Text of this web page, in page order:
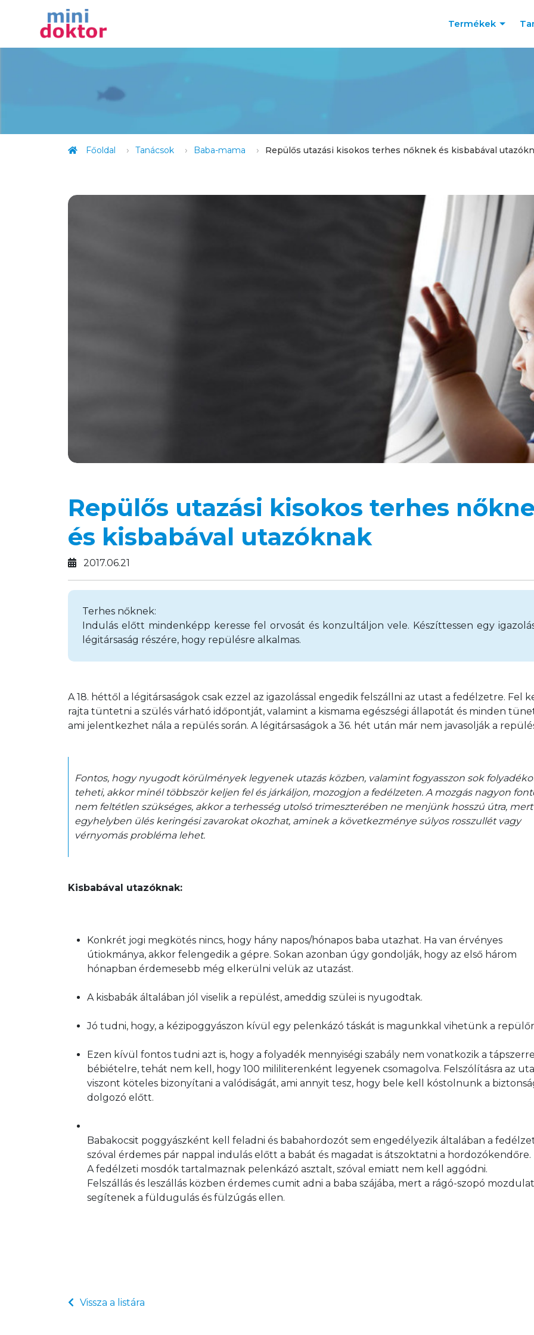
Termékek
Főoldal Tanácsok Baba-mama Repülős utazási kisokos terhes nőknek és kisbabával
Repülős utazási kisokos terhes
és kisbabával utazóknak
2017.06.21
Terhes nőknek:
Indulás előtt mindenképp keresse fel orvosát és konzultáljon vele. Készíttessen egy
légitársaság részére, hogy repülésre alkalmas.
A 18. héttől a légitársaságok csak ezzel az igazolással engedik felszállni az utast a fedélzetre. Fel
rajta tüntetni a szülés várható időpontját, valamint a kismama egészségi állapotát és minden
ami jelentkezhet nála a repülés során. A légitársaságok a 36. hét után már nem javasolják a
Fontos, hogy nyugodt körülmények legyenek utazás közben, valamint fogyasszon sok
teheti, akkor minél többször keljen fel és járkáljon, mozogjon a fedélzeten. A mozgás nagyon
nem feltétlen szükséges, akkor a terhesség utolsó trimeszterében ne menjünk hosszú útra,
egyhelyben ülés keringési zavarokat okozhat, aminek a következménye súlyos rosszullét vagy
vérnyomás probléma lehet.
Kisbabával utazóknak:
Konkrét jogi megkötés nincs, hogy hány napos/hónapos baba utazhat. Ha van érvényes
útiokmánya, akkor felengedik a gépre. Sokan azonban úgy gondolják, hogy az első három
hónapban érdemesebb még elkerülni velük az utazást.
A kisbabák általában jól viselik a repülést, ameddig szülei is nyugodtak.
Jó tudni, hogy, a kézipoggyászon kívül egy pelenkázó táskát is magunkkal vihetünk a
Ezen kívül fontos tudni azt is, hogy a folyadék mennyiségi szabály nem vonatkozik a
bébiételre, tehát nem kell, hogy 100 mililiterenként legyenek csomagolva. Felszólításra az
viszont köteles bizonyítani a valódiságát, ami annyit tesz, hogy bele kell kóstolnunk a
dolgozó előtt.
Babakocsit poggyászként kell feladni és babahordozót sem engedélyezik általában a
szóval érdemes pár nappal indulás előtt a babát és magadat is átszoktatni a hordozókendőre.
A fedélzeti mosdók tartalmaznak pelenkázó asztalt, szóval emiatt nem kell aggódni.
Felszállás és leszállás közben érdemes cumit adni a baba szájába, mert a rágó-szopó
segítenek a füldugulás és fülzúgás ellen.
Vissza a listára